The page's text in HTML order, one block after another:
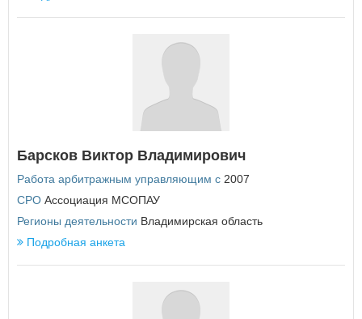
Барсков Виктор Владимирович
Работа арбитражным управляющим с 2007
СРО Ассоциация МСОПАУ
Регионы деятельности Владимирская область
Подробная анкета